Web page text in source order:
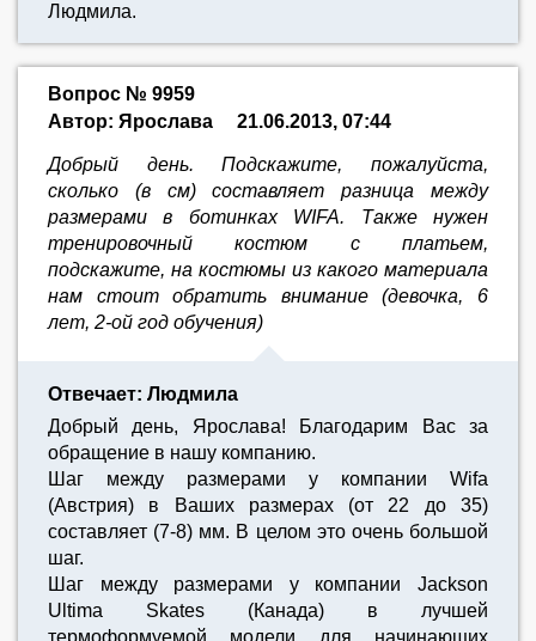
Людмила.
Вопрос № 9959
Автор: Ярослава
21.06.2013, 07:44
Добрый день. Подскажите, пожалуйста,
сколько (в см) составляет разница между
размерами в ботинках WIFA. Также нужен
тренировочный костюм с платьем,
подскажите, на костюмы из какого материала
нам стоит обратить внимание (девочка, 6
лет, 2-ой год обучения)
Отвечает: Людмила
Добрый день, Ярослава! Благодарим Вас за
обращение в нашу компанию.
Шаг между размерами у компании Wifa
(Австрия) в Ваших размерах (от 22 до 35)
составляет (7-8) мм. В целом это очень большой
шаг.
Шаг между размерами у компании Jackson
Ultima Skates (Канада) в лучшей
термоформуемой модели для начинающих